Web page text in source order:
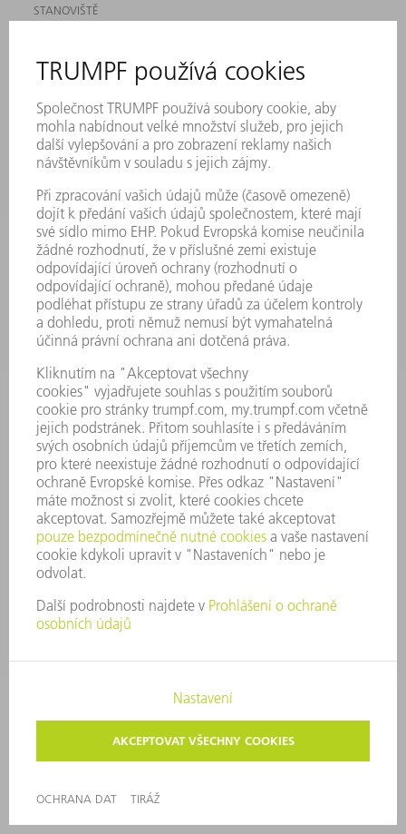
STANOVIŠTĚ
MYTRUMPF
BEZPEČNOSTNÍ LISTY
PRODUKTY
STROJE & SYSTÉMY
LASER
VÝKONOVÁ ELEKTRONIKA
SMART FACTORY
SOFTWARE
SERVIS
POUŽITÍ
ODVĚTVÍ
SPOLEČNOST
KARIÉRA
PRACOVNÍ NABÍDKY
PROFIL PODNIKU
VÝROČNÍ ZPRÁVA
ZÁSADY SPOLEČNOSTI
SHODA
SYSTÉM UPOZORŇOVAČŮ
SECURITY
TISKOVÉ ZPRÁVY
MAGAZÍN
UDRŽITELNOST
ŽIVOTNÍ PROSTŘEDÍ & KLIMA
SOCIÁLNÍ TÉMA & SPOLEČNOST
VEDENÍ FIRMY
OCHRANA DAT
AUTORSKÉ A ZNÁMKOVÉ PRÁVO
VOP TRUMPF PRAHA
NASTAVENÍ SOUKROMÍ